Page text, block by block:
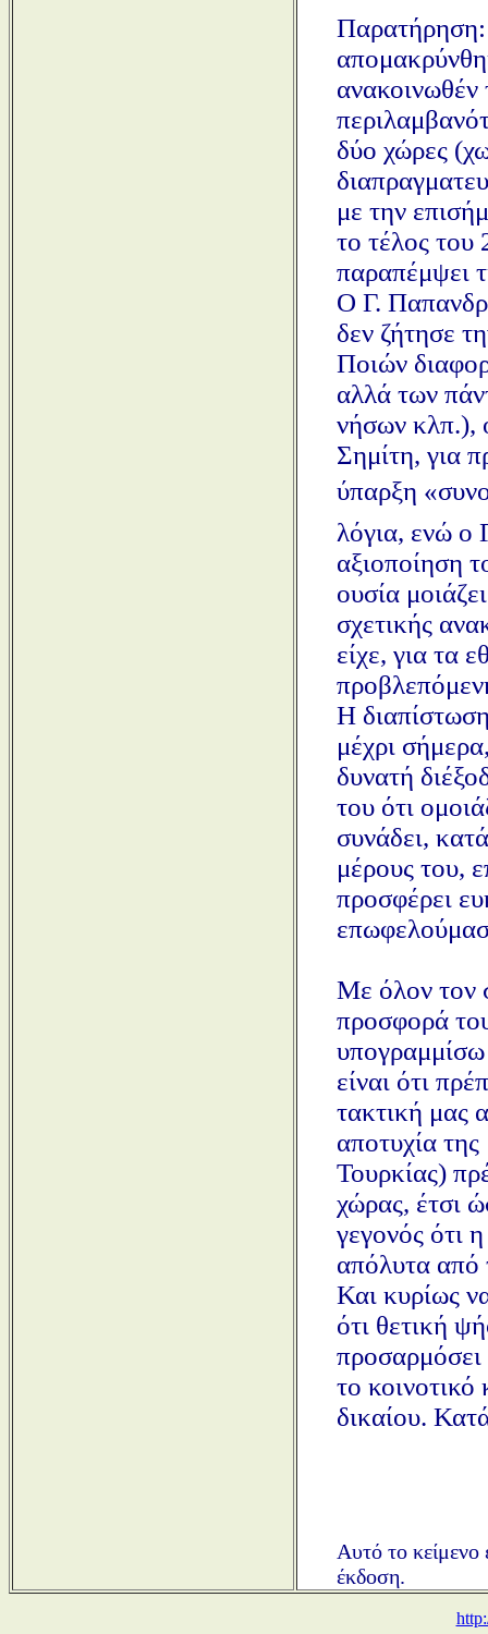
δύο χώρες
με την
το τέλος
παραπέμψει
Ο Γ.
δεν ζήτησε
Ποιών
αλλά των
νήσων κλπ.),
Σημίτη, για
ύπαρξη
λόγια, ενώ ο
αξιοποίηση
ουσία
σχετικής
είχε, για τα
Η
μέχρι
δυνατή
του ότι
συνάδει,
μέρους του,
προσφέρει
Με όλον τον
προσφορά
υπογραμμίσω
είναι ότι
τακτική μας
αποτυχία
Τουρκίας)
χώρας, έτσι
γεγονός ότι
απόλυτα από
Και κυρίως
ότι θετική
προσαρμόσει
το
δικαίου.
Αυτό το κείμενο
έκδοση.